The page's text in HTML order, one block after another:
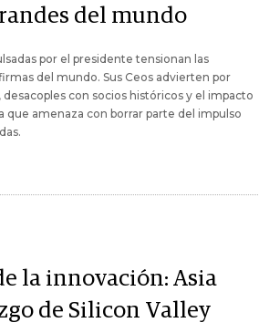
del mundo
por el presidente tensionan las
del mundo. Sus Ceos advierten por
con socios históricos y el impacto
amenaza con borrar parte del impulso
la innovación: Asia
de Silicon Valley